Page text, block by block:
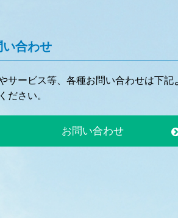
い合わせ
サービス等、各種お問い合わせは下記
ださい。
お問い合わせ